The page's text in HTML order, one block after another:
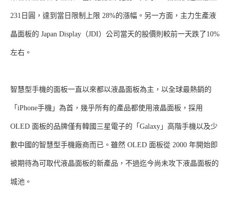
231日圓，達到當日限制上限 28%的漲幅。另一方面，主力生產液
晶面板的 Japan Display（JDI）公司當天的股價則較前一天跌了10%
左右。
智慧型手機的面板一直以來都以液晶面板為主，以全球最熱銷的
「iPhone手機」為首，幾乎所有的產品都使用液晶面板，採用
OLED 面板的品牌僅有韓國三星電子的「Galaxy」高階手機以及少
數中國的智慧型手機廠商而已。雖然 OLED 面板從 2000 年開始即
被期待為可取代液晶面板的新產品，不過迄今尚未攻下液晶面板的
城池。